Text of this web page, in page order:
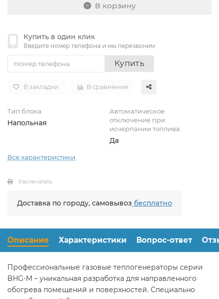
В корзину
Купить в один клик
Введите номер телефона и мы перезвоним
Купить
В закладки В сравнение
Тип блока
Напольная
Автоматическое
отключение при
исчерпании топлива
Да
Все характеристики
Распечатать
Доставка по городу, самовывоз бесплатно
Описание Характеристики Вопрос-ответ
Профессиональные газовые теплогенераторы серии
BHG-M – уникальная разработка для направленного
обогрева помещений и поверхностей. Специально